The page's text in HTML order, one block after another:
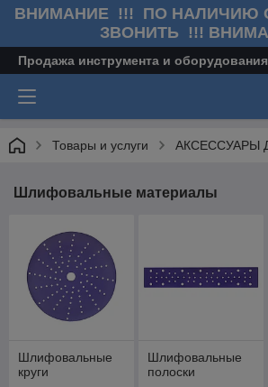
ВНИМАНИЕ !!! ПО НАЛИЧИЮ
ЗВОНИТЬ !!!
Продажа инструмента и
Товары и услуги АКСЕССУАРЫ
Шлифовальные материалы
Шлифовальные
круги
Шлифовальные
полоски